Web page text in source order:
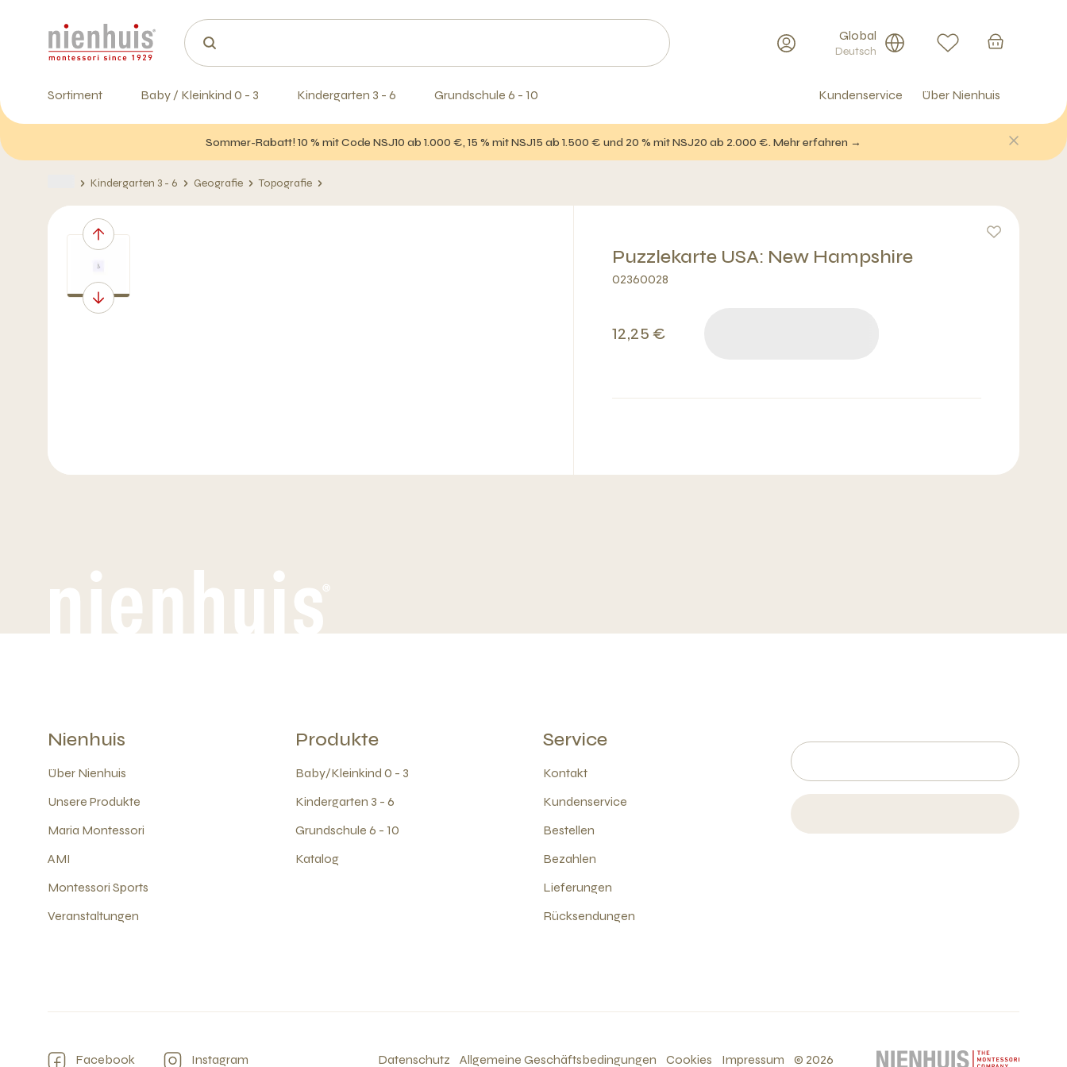
Global
Deutsch
Sortiment Baby / Kleinkind 0 - 3 Kindergarten 3 - 6 Grundschule 6 - 10 Kundenservice Über Nienhuis
Sommer-Rabatt! 10 % mit Code NSJ10 ab 1.000 €, 15 % mit NSJ15 ab 1.500 € und 20 % mit NSJ20 ab 2.000 €. Mehr erfahren →
Kindergarten 3 - 6 Geografie Topografie
Puzzlekarte USA: New Hampshire
02360028
12,25 €
Nienhuis
Über Nienhuis
Unsere Produkte
Maria Montessori
AMI
Montessori Sports
Veranstaltungen
Produkte
Baby/Kleinkind 0 - 3
Kindergarten 3 - 6
Grundschule 6 - 10
Katalog
Service
Kontakt
Kundenservice
Bestellen
Bezahlen
Lieferungen
Rücksendungen
Facebook Instagram Datenschutz Allgemeine Geschäftsbedingungen Cookies Impressum © 2026